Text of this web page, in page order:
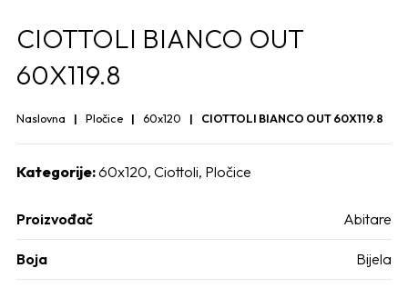
CIOTTOLI BIANCO OUT
60X119.8
Naslovna Pločice 60x120 CIOTTOLI BIANCO OUT 60X119.8
Kategorije:60x120, Ciottoli, Pločice
Proizvođač Abitare
Boja Bijela